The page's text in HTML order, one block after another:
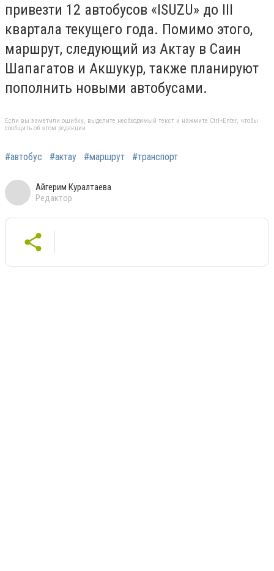
привезти 12 автобусов «ISUZU» до III
квартала текущего года. Помимо этого,
маршрут, следующий из Актау в Саин
Шапагатов и Акшукур, также планируют
пополнить новыми автобусами.
Если вы заметили ошибку, выделите необходимый текст и нажмите Ctrl+Enter, чтобы
сообщить об этом редакции
#автобус #актау #маршрут #транспорт
Айгерим Куралтаева
Редактор